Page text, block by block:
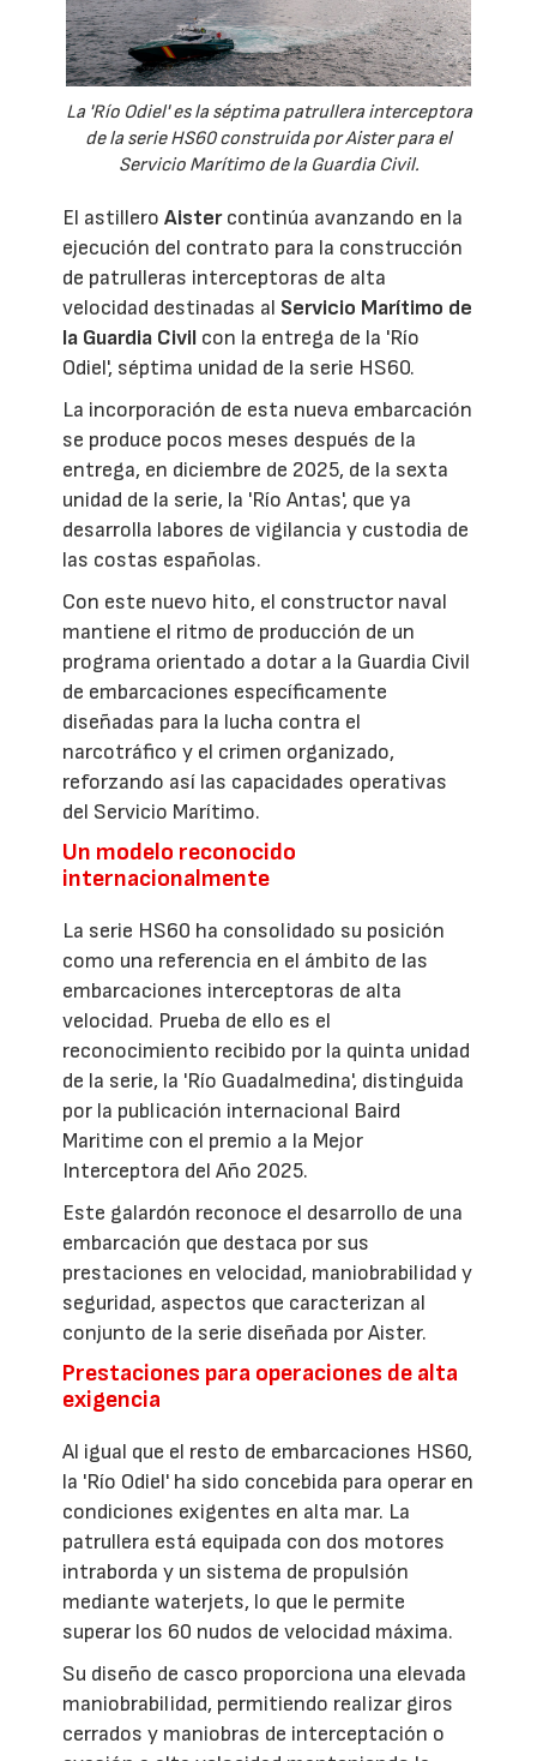
La 'Río Odiel' es la séptima patrullera interceptora
de la serie HS60 construida por Aister para el
Servicio Marítimo de la Guardia Civil.
El astilleroAistercontinúa avanzando en la
ejecución del contrato para la construcción
de patrulleras interceptoras de alta
velocidad destinadas al Servicio Marítimo de
la Guardia Civil con la entrega de la 'Río
Odiel', séptima unidad de la serie HS60.
La incorporación de esta nueva embarcación
se produce pocos meses después de la
entrega, en diciembre de 2025, de la sexta
unidad de la serie, la 'Río Antas', que ya
desarrolla labores de vigilancia y custodia de
las costas españolas.
Con este nuevo hito, el constructor naval
mantiene el ritmo de producción de un
programa orientado a dotar a la Guardia Civil
de embarcaciones específicamente
diseñadas para la lucha contra el
narcotráfico y el crimen organizado,
reforzando así las capacidades operativas
del Servicio Marítimo.
Un modelo reconocido
internacionalmente
La serie HS60 ha consolidado su posición
como una referencia en el ámbito de las
embarcaciones interceptoras de alta
velocidad. Prueba de ello es el
reconocimiento recibido por la quinta unidad
de la serie, la 'Río Guadalmedina', distinguida
por la publicación internacional Baird
Maritime con el premio a la Mejor
Interceptora del Año 2025.
Este galardón reconoce el desarrollo de una
embarcación que destaca por sus
prestaciones en velocidad, maniobrabilidad y
seguridad, aspectos que caracterizan al
conjunto de la serie diseñada por Aister.
Prestaciones para operaciones de alta
exigencia
Al igual que el resto de embarcaciones HS60,
la 'Río Odiel' ha sido concebida para operar en
condiciones exigentes en alta mar. La
patrullera está equipada con dos motores
intraborda y un sistema de propulsión
mediante waterjets, lo que le permite
superar los 60 nudos de velocidad máxima.
Su diseño de casco proporciona una elevada
maniobrabilidad, permitiendo realizar giros
cerrados y maniobras de interceptación o